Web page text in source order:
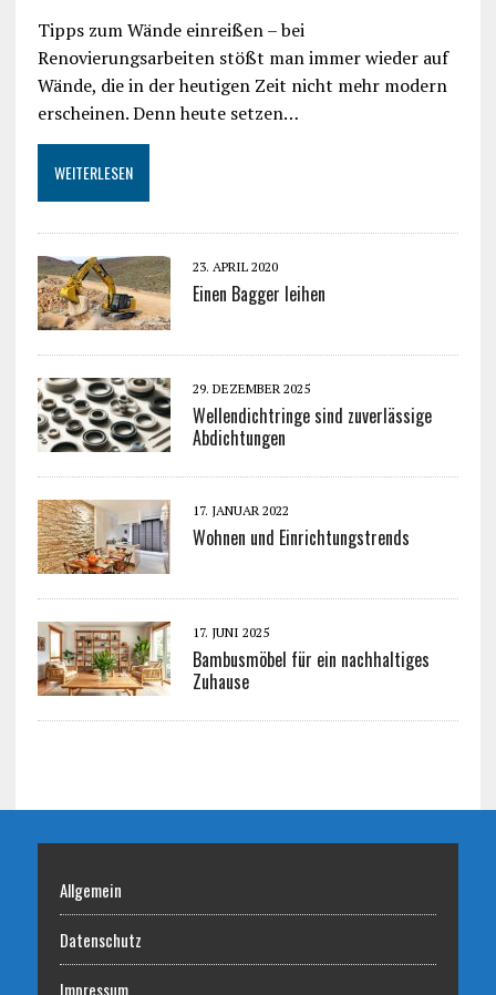
Tipps zum Wände einreißen – bei
Renovierungsarbeiten stößt man immer wieder auf
Wände, die in der heutigen Zeit nicht mehr modern
erscheinen. Denn heute setzen…
WEITERLESEN
23. APRIL 2020
Einen Bagger leihen
29. DEZEMBER 2025
Wellendichtringe sind zuverlässige
Abdichtungen
17. JANUAR 2022
Wohnen und Einrichtungstrends
17. JUNI 2025
Bambusmöbel für ein nachhaltiges
Zuhause
Allgemein
Datenschutz
Impressum